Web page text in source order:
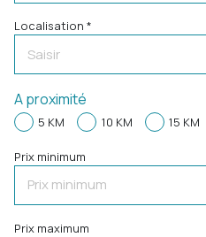
Localisation *
A proximité
5 KM 10 KM 15 KM
Prix minimum
Prix maximum